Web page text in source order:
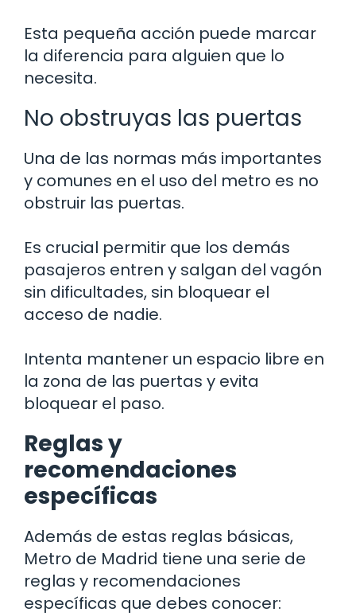
Esta pequeña acción puede marcar
la diferencia para alguien que lo
necesita.
No obstruyas las puertas
Una de las normas más importantes
y comunes en el uso del metro es no
obstruir las puertas.
Es crucial permitir que los demás
pasajeros entren y salgan del vagón
sin dificultades, sin bloquear el
acceso de nadie.
Intenta mantener un espacio libre en
la zona de las puertas y evita
bloquear el paso.
Reglas y
recomendaciones
específicas
Además de estas reglas básicas,
Metro de Madrid tiene una serie de
reglas y recomendaciones
específicas que debes conocer: